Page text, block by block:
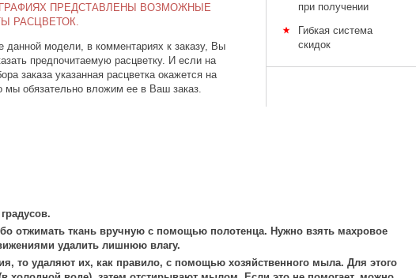
ПРЕДСТАВЛЕНЫ ВОЗМОЖНЫЕ
РАСЦВЕТОК.
данной модели, в комментариях к заказу, Вы
предпочитаемую расцветку. И если на
заказа указанная расцветка окажется на
мы обязательно вложим ее в Ваш заказ.
при получении
Гибкая система
скидок
отжимать ткань вручную с помощью полотенца. Нужно взять махровое
удалить лишнюю влагу.
то удаляют их, как правило, с помощью хозяйственного мыла. Для этого